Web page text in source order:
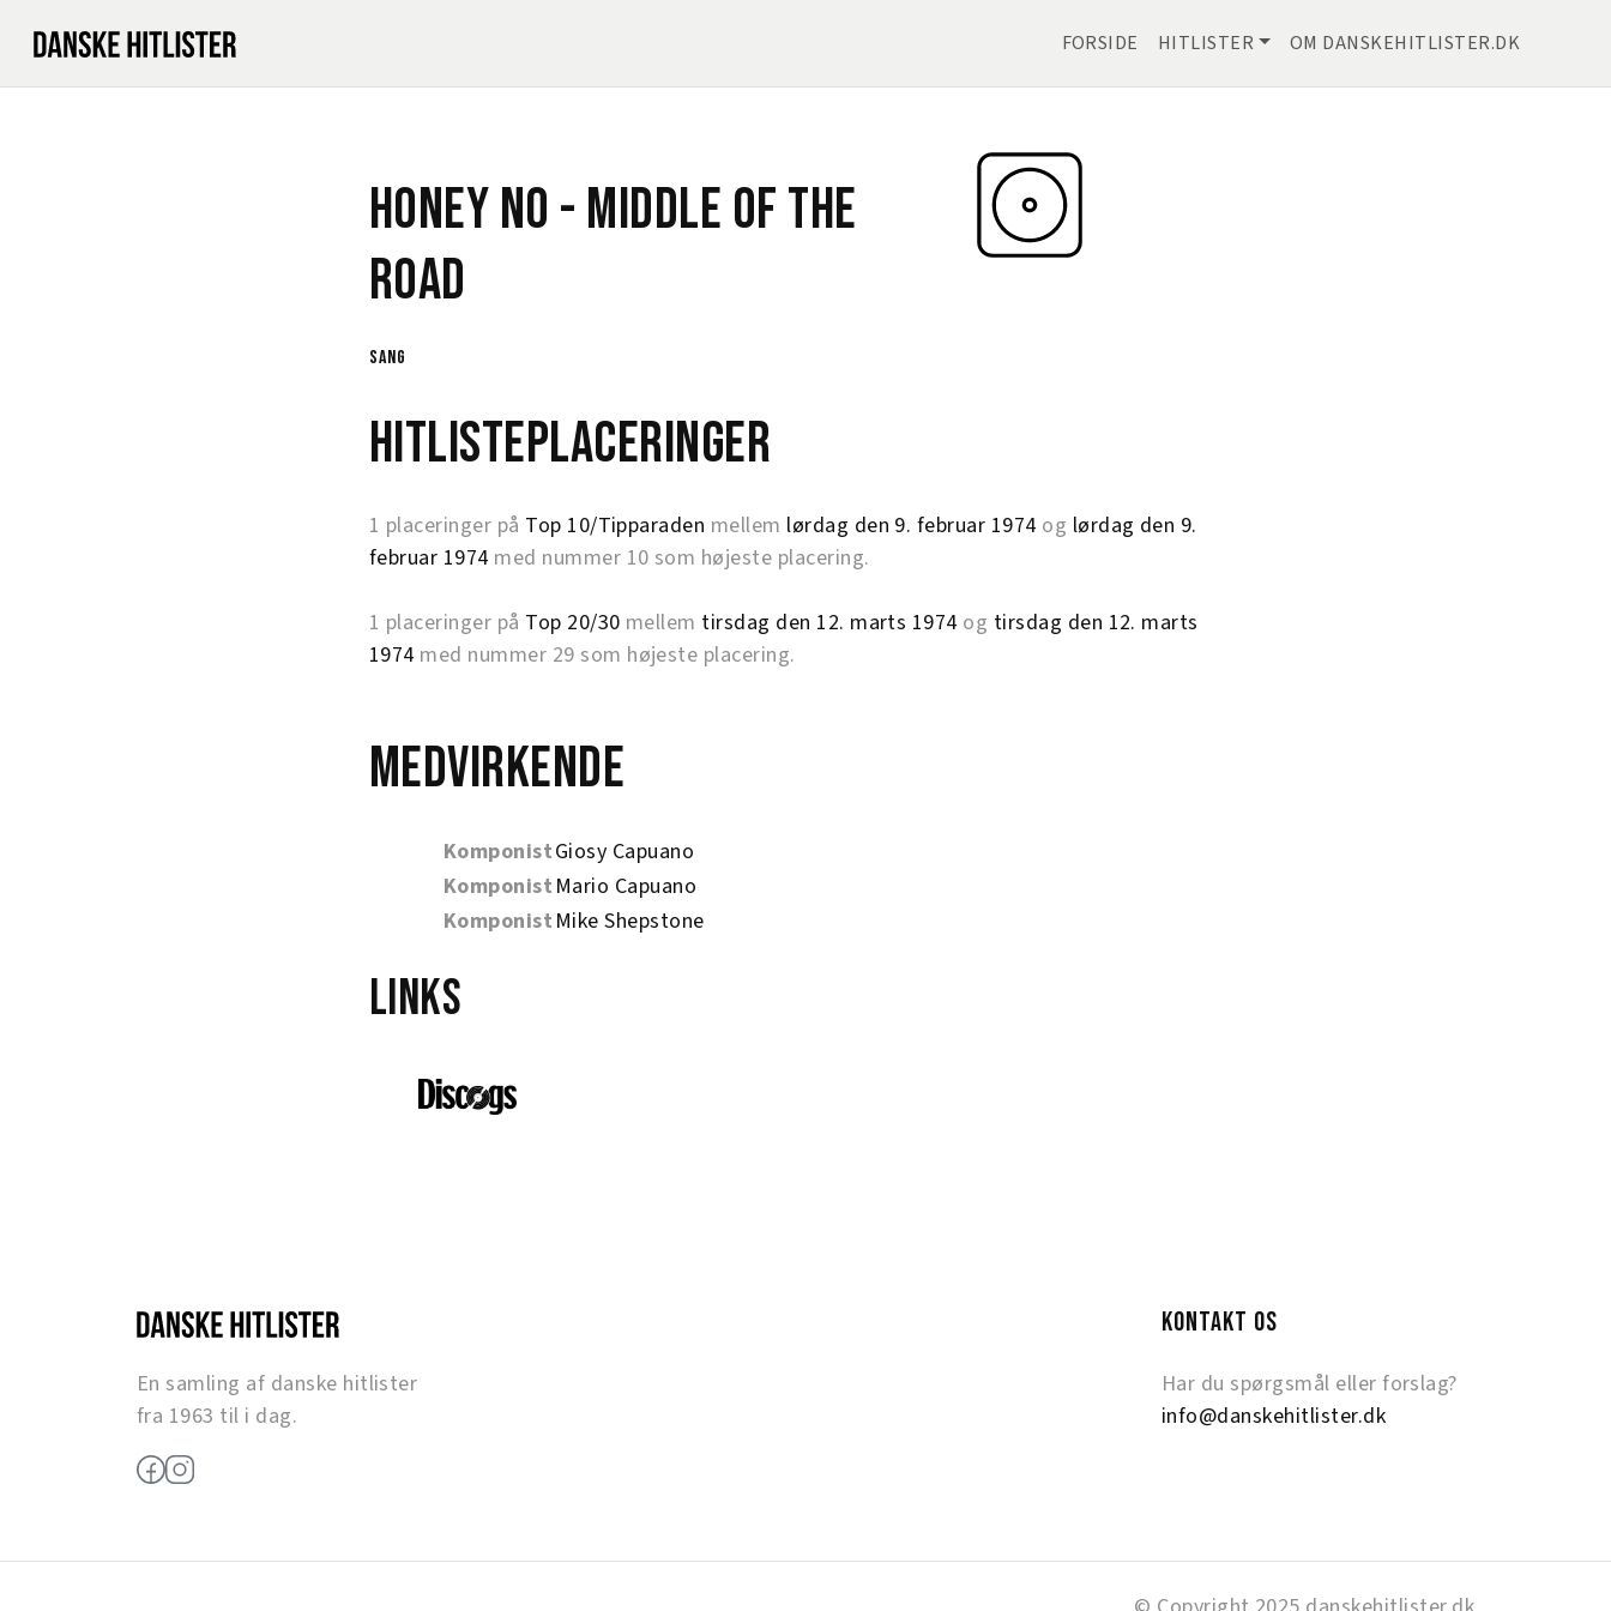
FORSIDE HITLISTER OM DANSKEHITLISTER.DK
Honey no - Middle Of The
Road
sang
Hitlisteplaceringer
1 placeringer på Top 10/Tipparaden mellem lørdag den 9. februar 1974 og lørdag den 9.
februar 1974 med nummer 10 som højeste placering.
1 placeringer på Top 20/30 mellem tirsdag den 12. marts 1974 og tirsdag den 12. marts
1974 med nummer 29 som højeste placering.
Medvirkende
KomponistGiosy Capuano
Komponist Mario Capuano
Komponist Mike Shepstone
Links
En samling af danske hitlister
fra 1963 til i dag.
KONTAKT OS
Har du spørgsmål eller forslag?
info@danskehitlister.dk